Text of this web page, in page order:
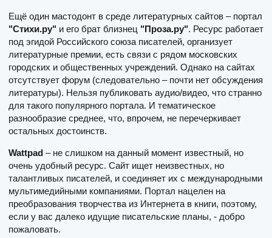
Ещё один мастодонт в среде литературных сайтов – портал
"Стихи.ру" и его брат близнец "Проза.ру". Ресурс работает
под эгидой Российского союза писателей, организует
литературные премии, есть связи с рядом московских
городских и общественных учреждений. Однако на сайтах
отсутствует форум (следовательно – почти нет обсуждения
литературы). Нельзя публиковать аудио/видео, что странно
для такого популярного портала. И тематическое
разнообразие среднее, что, впрочем, не перечеркивает
остальных достоинств.
Wattpad – не слишком на данный момент известный, но
очень удобный ресурс. Сайт ищет неизвестных, но
талантливых писателей, и соединяет их с международными
мультимедийными компаниями. Портал нацелен на
преобразования творчества из Интернета в книги, поэтому,
если у вас далеко идущие писательские планы, - добро
пожаловать.